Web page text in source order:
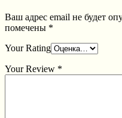
Ваш адрес email не будет
помечены *
Your Rating
Your Review *